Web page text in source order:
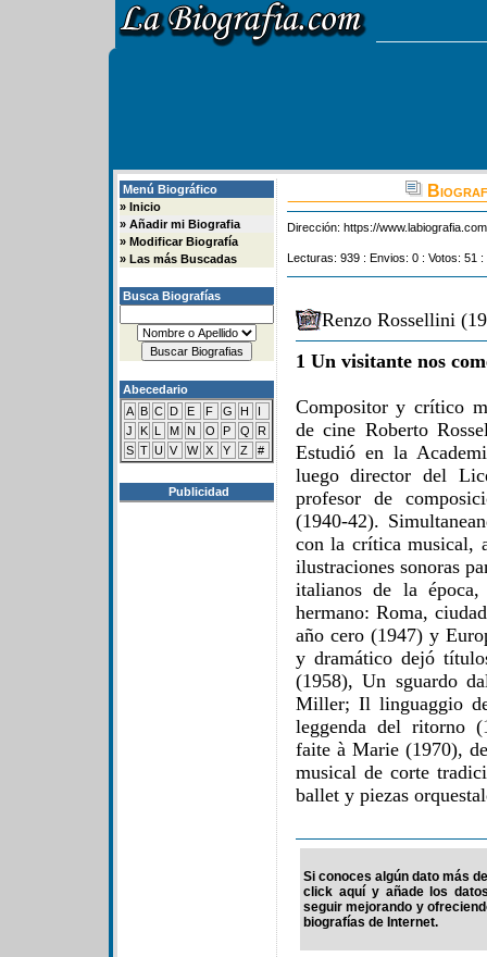
Menú Biográfico
» Inicio
» Añadir mi Biografia
» Modificar Biografía
» Las más Buscadas
Busca Biografías
Abecedario
A B C D E F G H
I
J
K L M N O P Q
R
S T U V W X Y Z #
Publicidad
Dirección: https://
Lecturas: 939 : Envios: 0 : Votos: 51
Renzo Rossellini
1 Un visitante nos
Compositor y crítico
de cine Roberto
Estudió en la
luego director del
profesor de
(1940-42).
con la crítica musical,
ilustraciones sonoras
italianos de la
hermano: Roma,
año cero (1947) y
y dramático dejó
(1958), Un sguardo
Miller; Il linguaggio
leggenda del ritorno
faite à Marie (1970),
musical de corte
ballet y piezas
Si conoces algún dato más
click aquí y añade los
seguir mejorando y
biografías de Internet.